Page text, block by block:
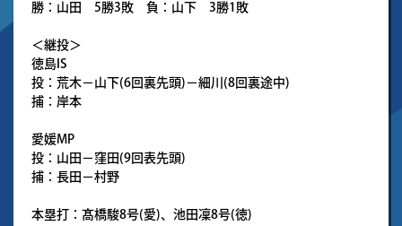
勝：山田 5勝3敗 負：山下 3勝1敗
＜継投＞
徳島IS
投：荒木－山下(6回裏先頭)－細川(8回裏途中)
捕：岸本
愛媛MP
投：山田－窪田(9回表先頭)
捕：長田－村野
本塁打：髙橋駿8号(愛)、池田凜8号(徳)